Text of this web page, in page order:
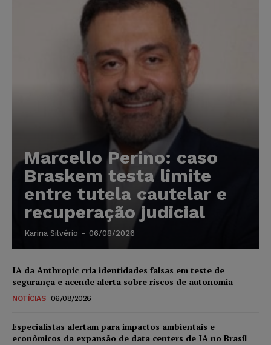
Marcello Perino: caso
Braskem testa limite
entre tutela cautelar e
recuperação judicial
Karina Silvério - 06/08/2026
IA da Anthropic cria identidades falsas em teste de
segurança e acende alerta sobre riscos de autonomia
NOTÍCIAS 06/08/2026
Especialistas alertam para impactos ambientais e
econômicos da expansão de data centers de IA no Brasil